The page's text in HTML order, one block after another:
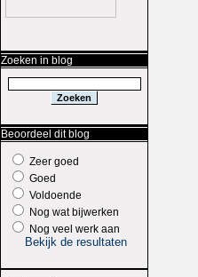
Zoeken in blog
Beoordeel dit blog
Zeer goed
Goed
Voldoende
Nog wat bijwerken
Nog veel werk aan
Bekijk de resultaten